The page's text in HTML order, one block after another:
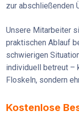
zur abschließenden
Unsere Mitarbeiter
praktischen Ablauf
schwierigen
individuell betreut –
Floskeln, sondern
Kostenlose